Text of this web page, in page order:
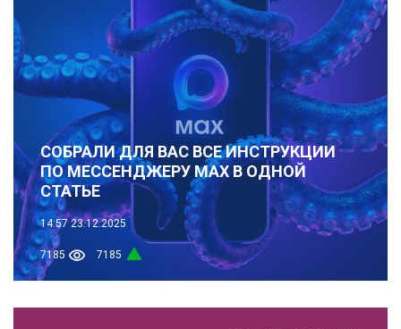
СОБРАЛИ ДЛЯ ВАС ВСЕ ИНСТРУКЦИИ
ПО МЕССЕНДЖЕРУ MAX В ОДНОЙ
СТАТЬЕ
14:57 23.12.2025
7185 7185